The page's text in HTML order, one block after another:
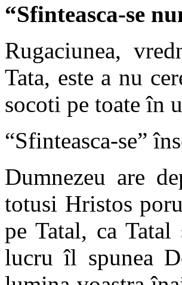
“Sfinteasca-se
Rugaciunea,
Tata, este a nu
socoti pe toate în
“Sfinteasca-se”
Dumnezeu are
totusi Hristos
pe Tatal, ca
lucru îl spunea